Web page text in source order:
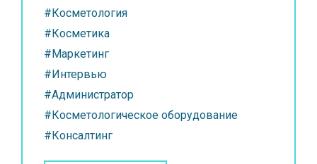
#Косметология
#Косметика
#Маркетинг
#Интервью
#Администратор
#Косметологическое оборудование
#Консалтинг